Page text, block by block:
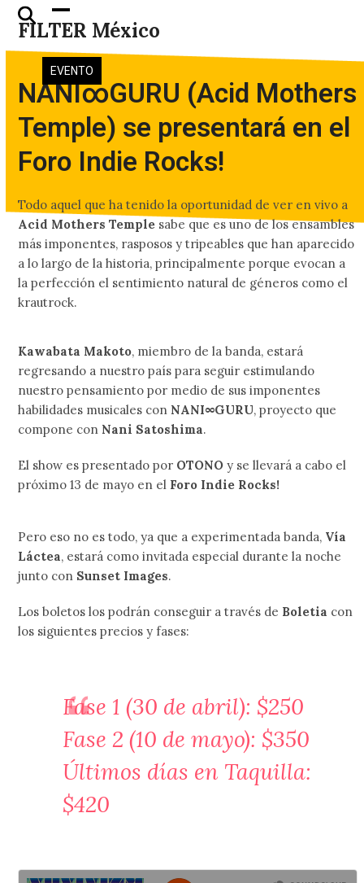
Skip
content
FILTER México
Open
mobile
menu
Close
mobile
menu
EVENTO
NANI∞GURU (Acid Mothers
Temple) se presentará en el
Foro Indie Rocks!
Todo aquel que ha tenido la oportunidad de ver en vivo a
Acid Mothers Temple sabe que es uno de los ensambles
más imponentes, rasposos y tripeables que han aparecido
a lo largo de la historia, principalmente porque evocan a
la perfección el sentimiento natural de géneros como el
krautrock.
Kawabata Makoto, miembro de la banda, estará
regresando a nuestro país para seguir estimulando
nuestro pensamiento por medio de sus imponentes
habilidades musicales con NANI∞GURU, proyecto que
compone con Nani Satoshima.
El show es presentado por OTONO y se llevará a cabo el
próximo 13 de mayo en el Foro Indie Rocks!
Pero eso no es todo, ya que a experimentada banda, Vía
Láctea, estará como invitada especial durante la noche
junto con Sunset Images.
Los boletos los podrán conseguir a través de Boletia con
los siguientes precios y fases:
Fase 1 (30 de abril): $250
Fase 2 (10 de mayo): $350
Últimos días en Taquilla:
$420